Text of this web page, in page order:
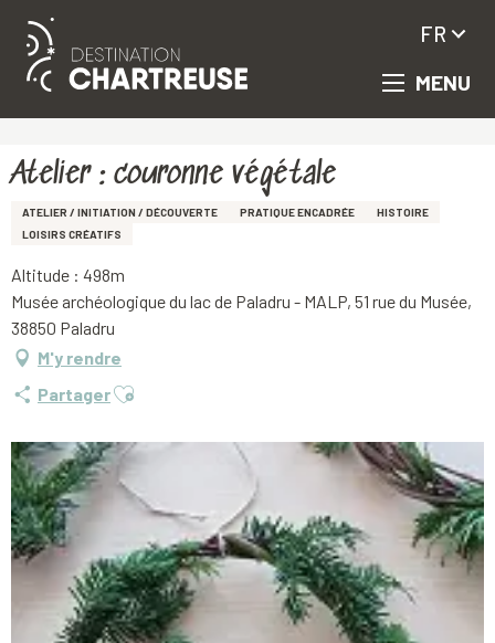
Aller
principal
MENU
FR
Atelier : couronne végétale
ATELIER / INITIATION / DÉCOUVERTE PRATIQUE ENCADRÉE
HISTOIRE
LOISIRS CRÉATIFS
Altitude : 498m
Musée archéologique du lac de Paladru - MALP, 51 rue du Musée,
38850 Paladru
M'y rendre
PartagerAjouter aux favoris